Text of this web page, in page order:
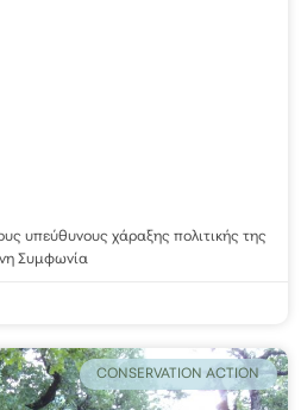
υπεύθυνους χάραξης πολιτικής της
Συμφωνία
CONSERVATION ACTION